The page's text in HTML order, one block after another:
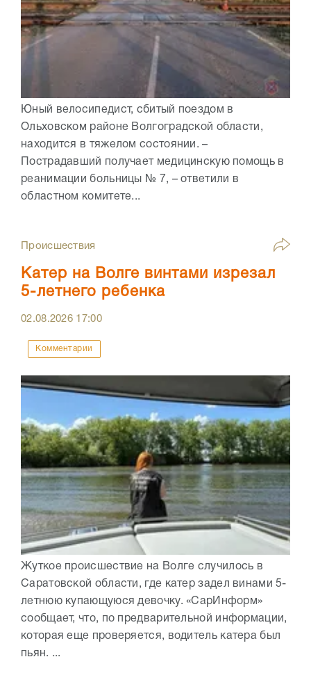
Юный велосипедист, сбитый поездом в
Ольховском районе Волгоградской области,
находится в тяжелом состоянии. –
Пострадавший получает медицинскую помощь в
реанимации больницы № 7, – ответили в
областном комитете...
Происшествия
Катер на Волге винтами изрезал
5-летнего ребенка
02.08.2026 17:00
Комментарии
Жуткое происшествие на Волге случилось в
Саратовской области, где катер задел винами 5-
летнюю купающуюся девочку. «СарИнформ»
сообщает, что, по предварительной информации,
которая еще проверяется, водитель катера был
пьян. ...